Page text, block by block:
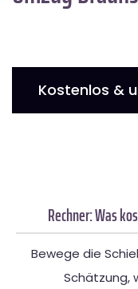
Kostenlos &
Rechner: Was
Bewege die
Schätzung,